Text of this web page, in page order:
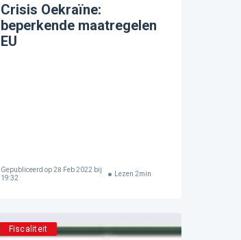
Crisis Oekraïne:
beperkende maatregelen
EU
Gepubliceerd op28 Feb 2022 bij
19:32
Lezen 2min
Fiscaliteit